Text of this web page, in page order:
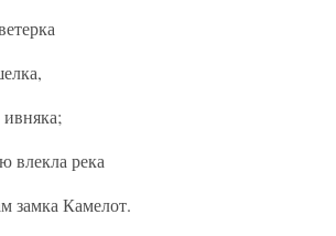
влекла река
Камелот.